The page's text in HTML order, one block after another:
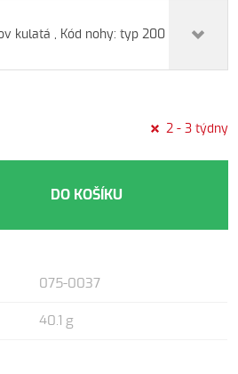
kulatá , Kód nohy: typ 200 , Barva
2 - 3 týdny
DO KOŠÍKU
075-0037
40.1 g